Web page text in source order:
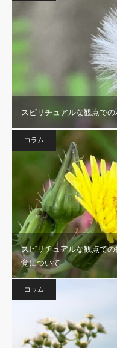
スピリチュアルな観点で
コラム
スピリチュアルな観点で
覚について
コラム